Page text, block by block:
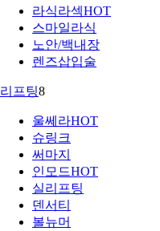
라식라섹HOT
스마일라식
노안/백내장
렌즈삽입술
리프팅8
울쎄라HOT
슈링크
써마지
인모드HOT
실리프팅
덴서티
볼뉴머